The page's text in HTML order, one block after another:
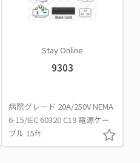
Stay Online
9303
病院グレード 20A/250V NEMA
6-15/IEC 60320 C19 電源ケー
ブル 15ft